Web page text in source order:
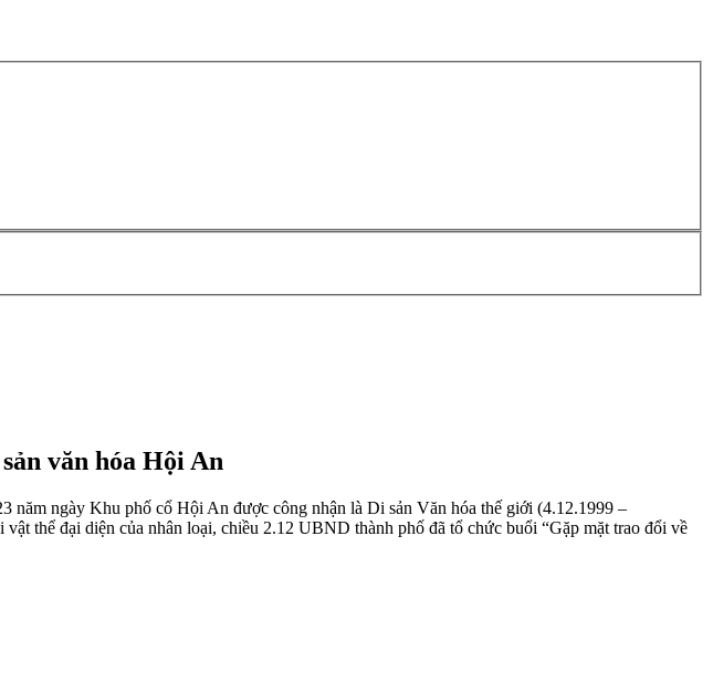
văn hóa Hội An
năm ngày Khu phố cổ Hội An được công nhận là Di sản Văn hóa thế giới (4.12.1999 –
thể đại diện của nhân loại, chiều 2.12 UBND thành phố đã tổ chức buổi “Gặp mặt trao đổi về